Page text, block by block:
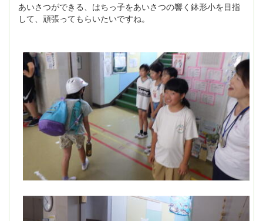
あいさつができる、はちっ子をあいさつの響く鉢形小を目指
して、頑張ってもらいたいですね。